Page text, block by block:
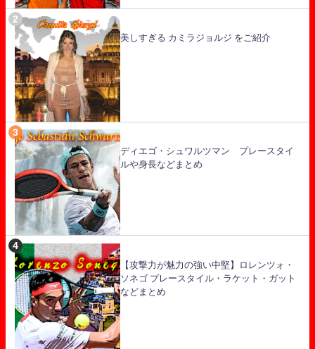
美しすぎる カミラジョルジ をご紹介
ディエゴ・シュワルツマン プレースタイ
ルや身長などまとめ
【攻撃力が魅力の強い中堅】ロレンツォ・
ソネゴ プレースタイル・ラケット・ガット
などまとめ